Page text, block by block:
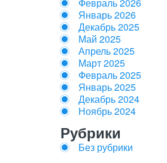
Январь 2026
Декабрь 2025
Май 2025
Апрель 2025
Март 2025
Февраль 2025
Январь 2025
Декабрь 2024
Ноябрь 2024
Рубрики
Без рубрики